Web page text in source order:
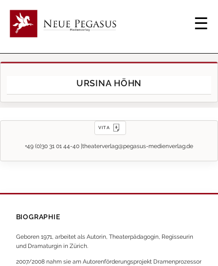
URSINA HÖHN
VITA
+49 (0)30 31 01 44-40 |theaterverlag@pegasus-medienverlag.de
BIOGRAPHIE
Geboren 1971, arbeitet als Autorin, Theaterpädagogin, Regisseurin
und Dramaturgin in Zürich.
2007/2008 nahm sie am Autorenförderungsprojekt Dramenprozessor